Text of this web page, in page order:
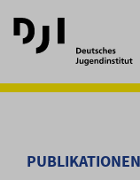
Direkt
zum
Hauptinhalt
Direkt
zum
Hauptmenü
PUBLIKATIONEN